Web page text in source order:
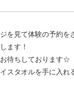
を見て体験の予約を
ます！
待ちしております☆
スタオルを手に入れ